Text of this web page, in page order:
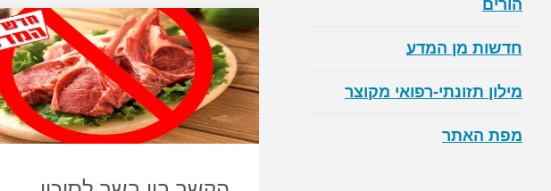
הורים
חדשות מן המדע
מילון תזונתי-רפואי מקוצר
מפת האתר